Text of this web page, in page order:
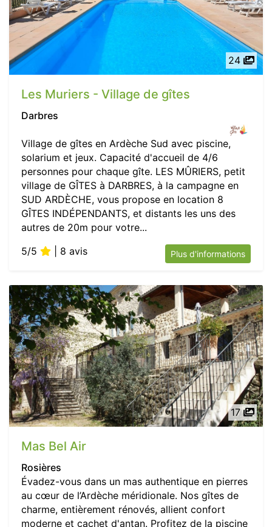
24
Les Muriers - Village de gîtes
Darbres
Village de gîtes en Ardèche Sud avec piscine,
solarium et jeux. Capacité d'accueil de 4/6
personnes pour chaque gîte. LES MÛRIERS, petit
village de GÎTES à DARBRES, à la campagne en
SUD ARDÈCHE, vous propose en location 8
GÎTES INDÉPENDANTS, et distants les uns des
autres de 20m pour votre...
5/5
| 8 avis Plus d'informations
17
Mas Bel Air
Rosières
Évadez-vous dans un mas authentique en pierres
au cœur de l’Ardèche méridionale. Nos gîtes de
charme, entièrement rénovés, allient confort
moderne et cachet d'antan. Profitez de la piscine